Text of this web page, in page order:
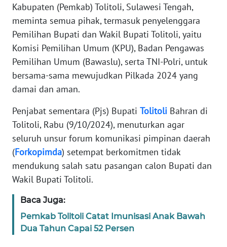
Kabupaten (Pemkab) Tolitoli, Sulawesi Tengah,
meminta semua pihak, termasuk penyelenggara
Pemilihan Bupati dan Wakil Bupati Tolitoli, yaitu
Komisi Pemilihan Umum (KPU), Badan Pengawas
Pemilihan Umum (Bawaslu), serta TNI-Polri, untuk
bersama-sama mewujudkan Pilkada 2024 yang
damai dan aman.
Penjabat sementara (Pjs) Bupati Tolitoli Bahran di
Tolitoli, Rabu (9/10/2024), menuturkan agar
seluruh unsur forum komunikasi pimpinan daerah
(Forkopimda) setempat berkomitmen tidak
mendukung salah satu pasangan calon Bupati dan
Wakil Bupati Tolitoli.
Baca Juga:
Pemkab Tolitoli Catat Imunisasi Anak Bawah
Dua Tahun Capai 52 Persen
DISCLAIMER
Wahana
News
Regional
SUMUT
WN
JAKARTA
WN
JABAR
WN
WN